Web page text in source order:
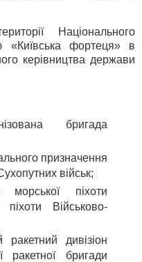
Національного
«Київська фортеця» в
керівництва держави
бригада
призначення
військ;
піхоти
Військово-
дивізіон
ракетної бригади